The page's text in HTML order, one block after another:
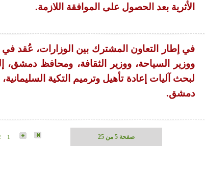
الأثرية بعد الحصول على الموافقة اللازمة.
في إطار التعاون المشترك بين الوزارات، عُقد
ووزير السياحة، ووزير الثقافة، ومحافظ دمشق،
لبحث آليات إعادة تأهيل وترميم التكية
دمشق.
1 صفحة 5 من 25